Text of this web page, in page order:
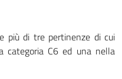
più di tre pertinenze di cui
categoria C6 ed una nella